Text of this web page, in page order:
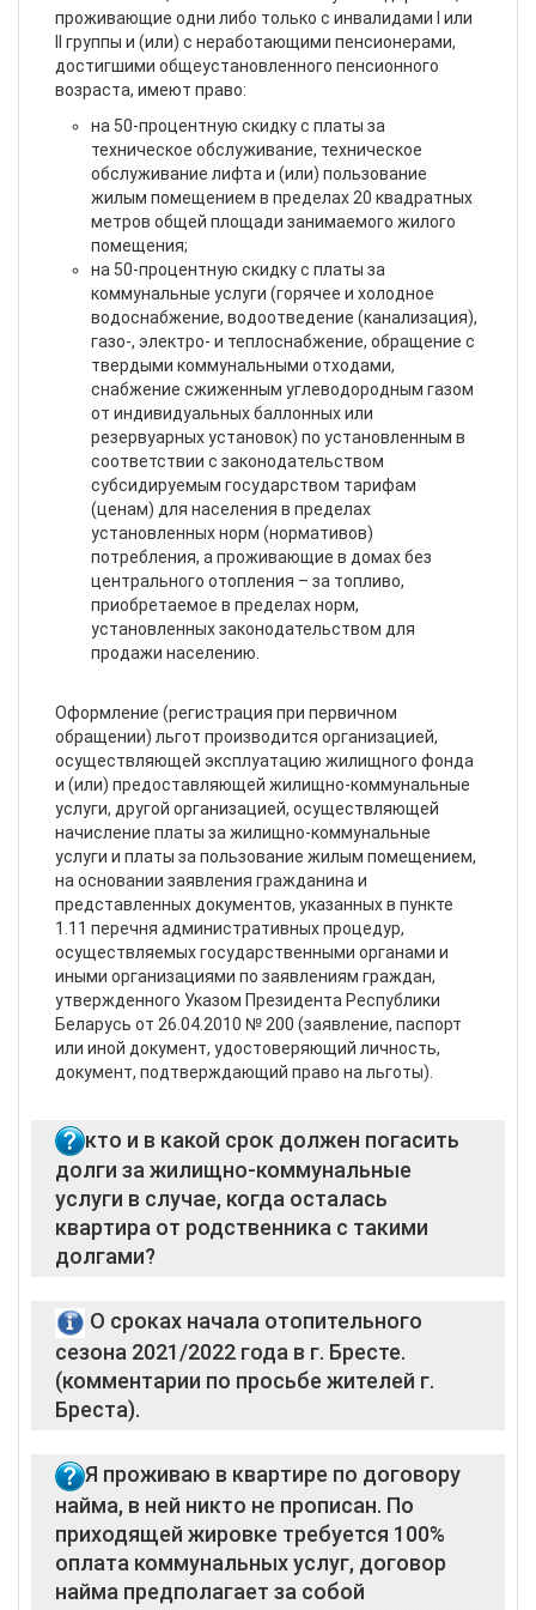
проживающие одни либо только с инвалидами I или
II группы и (или) с неработающими пенсионерами,
достигшими общеустановленного пенсионного
возраста, имеют право:
на 50-процентную скидку с платы за
техническое обслуживание, техническое
обслуживание лифта и (или) пользование
жилым помещением в пределах 20 квадратных
метров общей площади занимаемого жилого
помещения;
на 50-процентную скидку с платы за
коммунальные услуги (горячее и холодное
водоснабжение, водоотведение (канализация),
газо-, электро- и теплоснабжение, обращение с
твердыми коммунальными отходами,
снабжение сжиженным углеводородным газом
от индивидуальных баллонных или
резервуарных установок) по установленным в
соответствии с законодательством
субсидируемым государством тарифам
(ценам) для населения в пределах
установленных норм (нормативов)
потребления, а проживающие в домах без
центрального отопления – за топливо,
приобретаемое в пределах норм,
установленных законодательством для
продажи населению.
Оформление (регистрация при первичном
обращении) льгот производится организацией,
осуществляющей эксплуатацию жилищного фонда
и (или) предоставляющей жилищно-коммунальные
услуги, другой организацией, осуществляющей
начисление платы за жилищно-коммунальные
услуги и платы за пользование жилым помещением,
на основании заявления гражданина и
представленных документов, указанных в пункте
1.11 перечня административных процедур,
осуществляемых государственными органами и
иными организациями по заявлениям граждан,
утвержденного Указом Президента Республики
Беларусь от 26.04.2010 № 200 (заявление, паспорт
или иной документ, удостоверяющий личность,
документ, подтверждающий право на льготы).
кто и в какой срок должен погасить
долги за жилищно-коммунальные
услуги в случае, когда осталась
квартира от родственника с такими
долгами?
в соответствии с пунктом 4 Положения о порядке
расчетов и внесения платы за жилищно-
коммунальные услуги (далее –
ЖКУ) и платы за пользование жилыми
помещениями государственного жилищного фонда,
утвержденного постановлением Совета Министров
Республики Беларусь от 12 июня 2014 г. № 571
(далее – Положение), обязанность внесения платы
за ЖКУ и возмещения расходов на электроэнергию
возникает у плательщика ЖКУ, являющегося
собственником жилого и (или) нежилого помещения
–со дня возникновения права собственности на
О сроках начала отопительного
сезона 2021/2022 года в г. Бресте.
(комментарии по просьбе жителей г.
Бреста).
В 2021 году отопительный сезон в г. Бресте
начался 21 сентября, что по срокам на 2-3 недели
раньше по сравнению со среднестатистическими
сроками начала в предыдущие годы.
Соответствующее решение было принято
Брестским горисполкомом по следующим причинам:
Я проживаю в квартире по договору
найма, в ней никто не прописан. По
приходящей жировке требуется 100%
оплата коммунальных услуг, договор
найма предполагает за собой